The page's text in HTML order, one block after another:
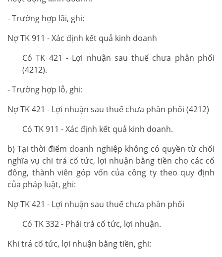
- Trường hợp lãi, ghi:
Nợ TK 911 - Xác định kết quả kinh doanh
Có TK 421 - Lợi nhuận sau thuế chưa phân phối
(4212).
- Trường hợp lỗ, ghi:
Nợ TK 421 - Lợi nhuận sau thuế chưa phân phối (4212)
Có TK 911 - Xác định kết quả kinh doanh.
b) Tại thời điểm doanh nghiệp không có quyền từ chối
nghĩa vụ chi trả cổ tức, lợi nhuận bằng tiền cho các cổ
đông, thành viên góp vốn của công ty theo quy định
của pháp luật, ghi:
Nợ TK 421 - Lợi nhuận sau thuế chưa phân phối
Có TK 332 - Phải trả cổ tức, lợi nhuận.
Khi trả cổ tức, lợi nhuận bằng tiền, ghi: